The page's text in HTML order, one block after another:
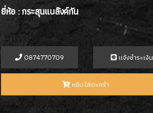
ยี่ห้อ : กระสุนแบล๊งค์กัน
0874770709 เเจ้งชำระเงิน
หยิบใส่ตะกร้า